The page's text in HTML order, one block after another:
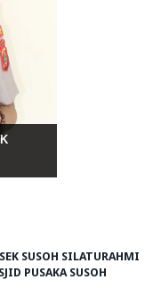
SUSOH SILATURAHMI
PUSAKA SUSOH